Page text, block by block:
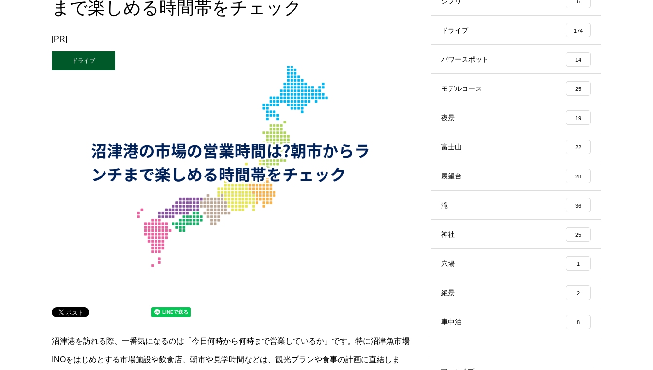
まで楽しめる時間帯をチェック
[PR]
ドライブ
沼津港を訪れる際、一番気になるのは「今日何時から何時まで営業しているか」です。特に沼津魚市場
INOをはじめとする市場施設や飲食店、朝市や見学時間などは、観光プランや食事の計画に直結しま
6
ドライブ 174
パワースポット 14
モデルコース 25
夜景 19
富士山 22
展望台 28
滝 36
神社 25
穴場 1
絶景 2
車中泊 8